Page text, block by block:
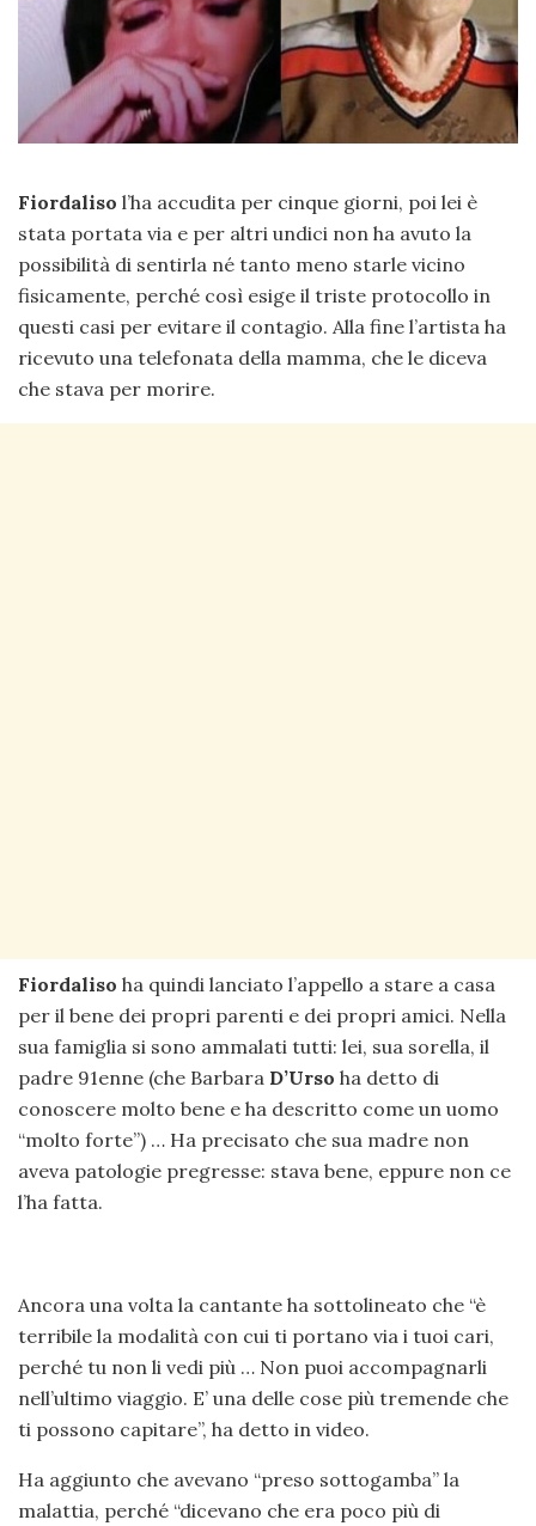
Fiordaliso l’ha accudita per cinque giorni, poi lei è
stata portata via e per altri undici non ha avuto la
possibilità di sentirla né tanto meno starle vicino
fisicamente, perché così esige il triste protocollo in
questi casi per evitare il contagio. Alla fine l’artista ha
ricevuto una telefonata della mamma, che le diceva
che stava per morire.
Fiordaliso ha quindi lanciato l’appello a stare a casa
per il bene dei propri parenti e dei propri amici. Nella
sua famiglia si sono ammalati tutti: lei, sua sorella, il
padre 91enne (che Barbara D’Urso ha detto di
conoscere molto bene e ha descritto come un uomo
“molto forte”) … Ha precisato che sua madre non
aveva patologie pregresse: stava bene, eppure non ce
l’ha fatta.
Ancora una volta la cantante ha sottolineato che “è
terribile la modalità con cui ti portano via i tuoi cari,
perché tu non li vedi più … Non puoi accompagnarli
nell’ultimo viaggio. E’ una delle cose più tremende che
ti possono capitare”, ha detto in video.
Ha aggiunto che avevano “preso sottogamba” la
malattia, perché “dicevano che era poco più di